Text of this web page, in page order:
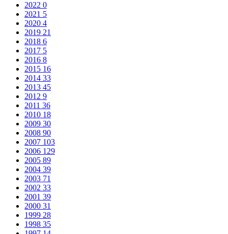
2022 0
2021 5
2020 4
2019 21
2018 6
2017 5
2016 8
2015 16
2014 33
2013 45
2012 9
2011 36
2010 18
2009 30
2008 90
2007 103
2006 129
2005 89
2004 39
2003 71
2002 33
2001 39
2000 31
1999 28
1998 35